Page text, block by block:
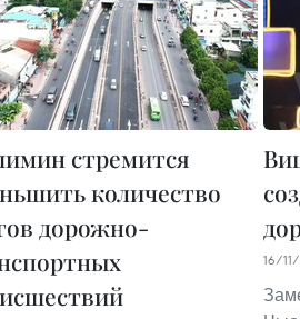
стремится
количество
дорожно-
16/